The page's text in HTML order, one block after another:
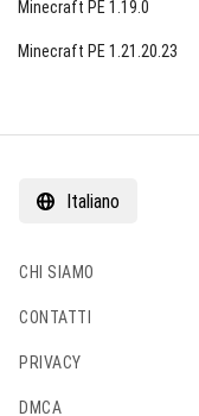
Minecraft PE 1.19.0
Minecraft PE 1.21.20.23
Italiano
CHI SIAMO
CONTATTI
PRIVACY
DMCA